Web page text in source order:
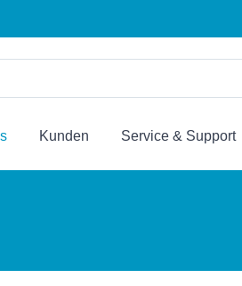
Kunden Service & Support